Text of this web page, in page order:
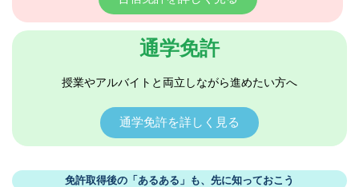
通学免許
授業やアルバイトと両立しながら進めたい方へ
通学免許を詳しく見る
免許取得後の「あるある」も、先に知っておこう